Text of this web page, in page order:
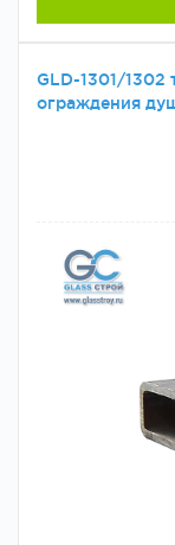
GLD-1301/1302
ограждения